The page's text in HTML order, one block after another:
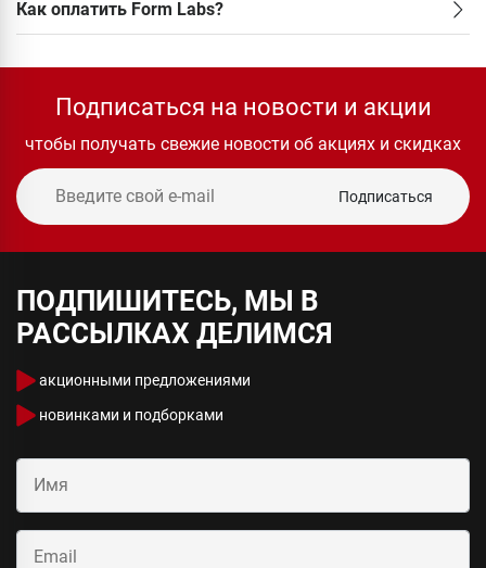
Как оплатить Form Labs?
Подписаться на новости и акции
чтобы получать свежие новости об акциях и скидках
Подписаться
ПОДПИШИТЕСЬ, МЫ В
РАССЫЛКАХ ДЕЛИМСЯ
акционными предложениями
новинками и подборками